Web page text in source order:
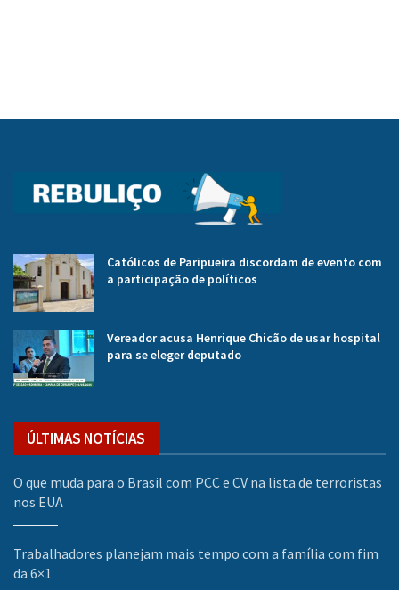
Católicos de Paripueira discordam de evento com
a participação de políticos
Vereador acusa Henrique Chicão de usar hospital
para se eleger deputado
ÚLTIMAS NOTÍCIAS
O que muda para o Brasil com PCC e CV na lista de terroristas
nos EUA
Trabalhadores planejam mais tempo com a família com fim
da 6×1